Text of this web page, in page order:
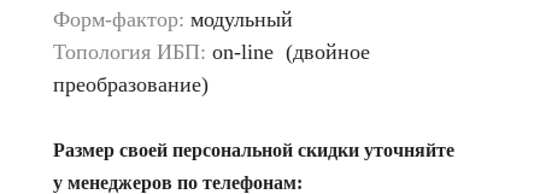
Форм-фактор: модульный
Топология ИБП: on-line (двойное
преобразование)
Размер своей персональной скидки уточняйте
у менеджеров по телефонам: